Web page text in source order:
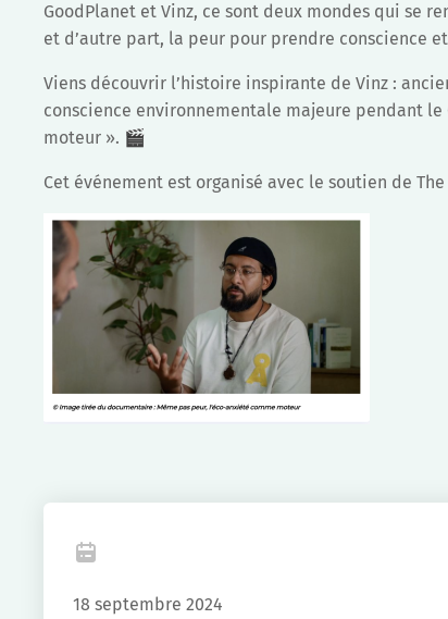
GoodPlanet et Vinz, ce sont deux mondes qui se
et d’autre part, la peur pour prendre conscience
Viens découvrir l’histoire inspirante de Vinz :
conscience environnementale majeure pendant le
moteur ». 🎬
Cet événement est organisé avec le soutien de The
18 septembre 2024